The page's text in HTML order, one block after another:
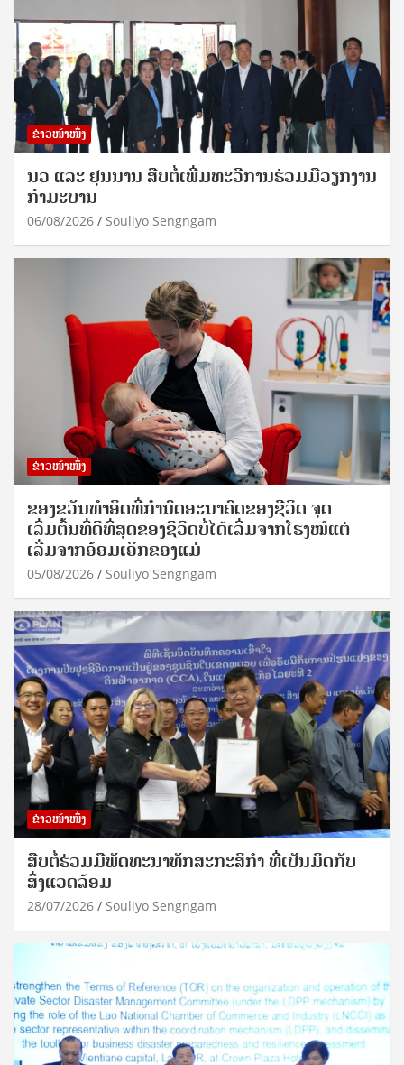
ຂ່າວໜ້າໜຶ່ງ
ນວ ແລະ ຢຸນນານ ສືບຕໍ່ເພີ່ມທະວີການຮ່ວມມືວຽກງານ
ກຳມະບານ
06/08/2026 Souliyo Sengngam
ຂ່າວໜ້າໜຶ່ງ
ຂອງຂວັນທໍາອິດທີ່ກໍານົດອະນາຄົດຂອງຊີວິດ ຈຸດ
ເລີ່ມຕົ້ນທີ່ດີທີ່ສຸດຂອງຊີວິດບໍ່ໄດ້ເລີ່ມຈາກໂຮງໝໍແຕ່
ເລີ່ມຈາກອ້ອມເອິກຂອງແມ່
05/08/2026 Souliyo Sengngam
ຂ່າວໜ້າໜຶ່ງ
ສືບຕໍ່ຮ່ວມມືພັດທະນາທັກສະກະສິກຳ ທີ່ເປັນມິດກັບ
ສິ່ງແວດລ້ອມ
28/07/2026 Souliyo Sengngam